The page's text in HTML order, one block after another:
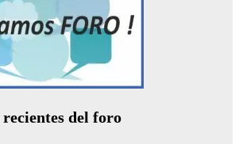
del foro